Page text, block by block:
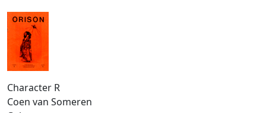
Character R
Coen van Someren